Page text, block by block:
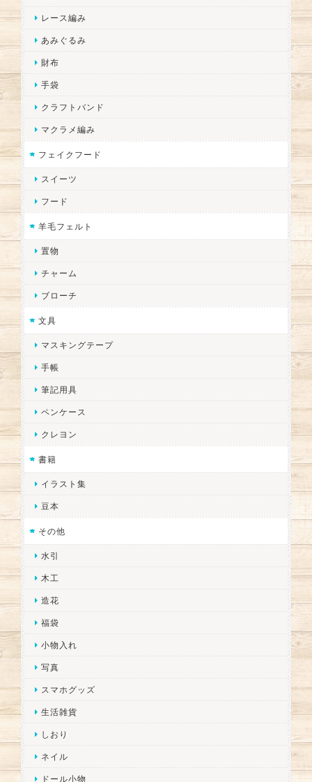
レース編み
あみぐるみ
財布
手袋
クラフトバンド
マクラメ編み
フェイクフード
スイーツ
フード
羊毛フェルト
置物
チャーム
ブローチ
文具
マスキングテープ
手帳
筆記用具
ペンケース
クレヨン
書籍
イラスト集
豆本
その他
水引
木工
造花
福袋
小物入れ
写真
スマホグッズ
生活雑貨
しおり
ネイル
ドール小物